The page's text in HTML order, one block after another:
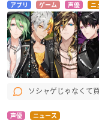
アプリ ゲーム 声優 ニ
ソシャゲじゃなくて
声優 ニュース